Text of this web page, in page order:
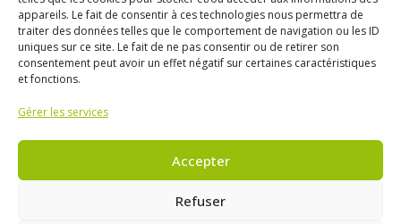
appareils. Le fait de consentir à ces technologies nous permettra de
traiter des données telles que le comportement de navigation ou les ID
uniques sur ce site. Le fait de ne pas consentir ou de retirer son
consentement peut avoir un effet négatif sur certaines caractéristiques
et fonctions.
Gérer les services
Accepter
Refuser
Liens utiles
Mon compte
Nous contacter